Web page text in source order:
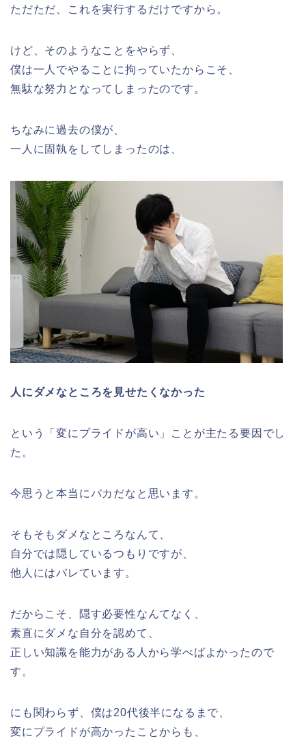
ただただ、これを実行するだけですから。
けど、そのようなことをやらず、
僕は一人でやることに拘っていたからこそ、
無駄な努力となってしまったのです。
ちなみに過去の僕が、
一人に固執をしてしまったのは、
人にダメなところを見せたくなかった
という「変にプライドが高い」ことが主たる要因でし
た。
今思うと本当にバカだなと思います。
そもそもダメなところなんて、
自分では隠しているつもりですが、
他人にはバレています。
だからこそ、隠す必要性なんてなく、
素直にダメな自分を認めて、
正しい知識を能力がある人から学べばよかったので
す。
にも関わらず、僕は20代後半になるまで、
変にプライドが高かったことからも、